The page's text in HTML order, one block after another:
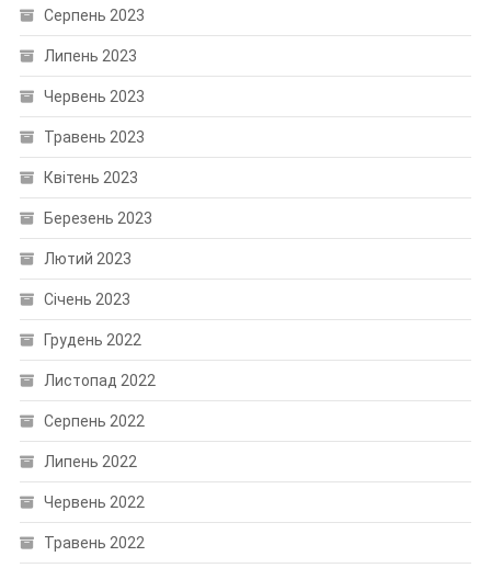
Серпень 2023
Липень 2023
Червень 2023
Травень 2023
Квітень 2023
Березень 2023
Лютий 2023
Січень 2023
Грудень 2022
Листопад 2022
Серпень 2022
Липень 2022
Червень 2022
Травень 2022